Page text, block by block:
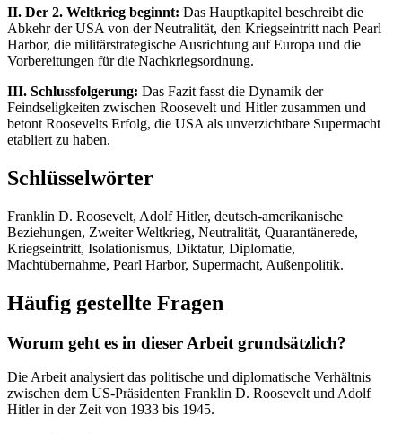
II. Der 2. Weltkrieg beginnt: Das Hauptkapitel beschreibt die
Abkehr der USA von der Neutralität, den Kriegseintritt nach Pearl
Harbor, die militärstrategische Ausrichtung auf Europa und die
Vorbereitungen für die Nachkriegsordnung.
III. Schlussfolgerung: Das Fazit fasst die Dynamik der
Feindseligkeiten zwischen Roosevelt und Hitler zusammen und
betont Roosevelts Erfolg, die USA als unverzichtbare Supermacht
etabliert zu haben.
Schlüsselwörter
Franklin D. Roosevelt, Adolf Hitler, deutsch-amerikanische
Beziehungen, Zweiter Weltkrieg, Neutralität, Quarantänerede,
Kriegseintritt, Isolationismus, Diktatur, Diplomatie,
Machtübernahme, Pearl Harbor, Supermacht, Außenpolitik.
Häufig gestellte Fragen
Worum geht es in dieser Arbeit grundsätzlich?
Die Arbeit analysiert das politische und diplomatische Verhältnis
zwischen dem US-Präsidenten Franklin D. Roosevelt und Adolf
Hitler in der Zeit von 1933 bis 1945.